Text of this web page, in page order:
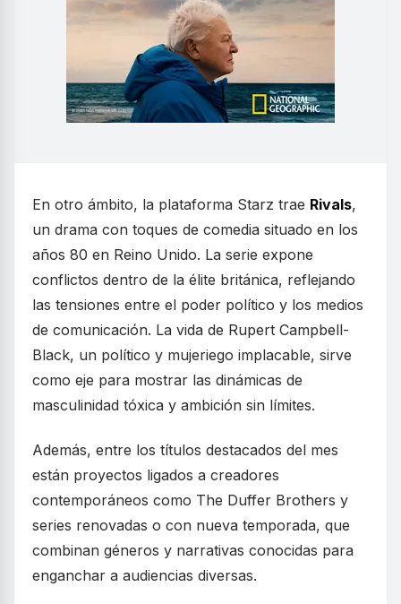
En otro ámbito, la plataforma Starz trae Rivals,
un drama con toques de comedia situado en los
años 80 en Reino Unido. La serie expone
conflictos dentro de la élite británica, reflejando
las tensiones entre el poder político y los medios
de comunicación. La vida de Rupert Campbell-
Black, un político y mujeriego implacable, sirve
como eje para mostrar las dinámicas de
masculinidad tóxica y ambición sin límites.
Además, entre los títulos destacados del mes
están proyectos ligados a creadores
contemporáneos como The Duffer Brothers y
series renovadas o con nueva temporada, que
combinan géneros y narrativas conocidas para
enganchar a audiencias diversas.